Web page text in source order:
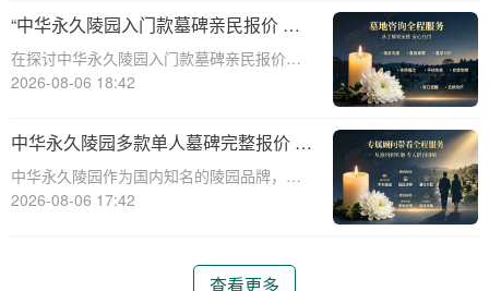
之一，一直致力于提供高品质、个性化的墓
碑服务。生态墓碑作为一种环保、
“中华永久陵园入门款墓碑亲民报价 一
次性付清享折上折：超值优惠与便捷选
择的完美结合”
在探讨中华永久陵园入门款墓碑亲民报价这
一主题时，我们首先需要理解墓碑选择的重
对逝者的纪念，也是对生者情感的寄托。因
此，选择一款既符合预算又具有纪念意义的
墓碑显得尤
2026-08-06 18:42
中华永久陵园多款单人墓碑完整报价 淡
季下单直降数千元详解
中华永久陵园作为国内知名的陵园品牌，提
供多种单人墓碑选择，满足不同客户的需
元的优惠政策，帮助消费者做出明智的选
2026-08-06 17:42
查看更多